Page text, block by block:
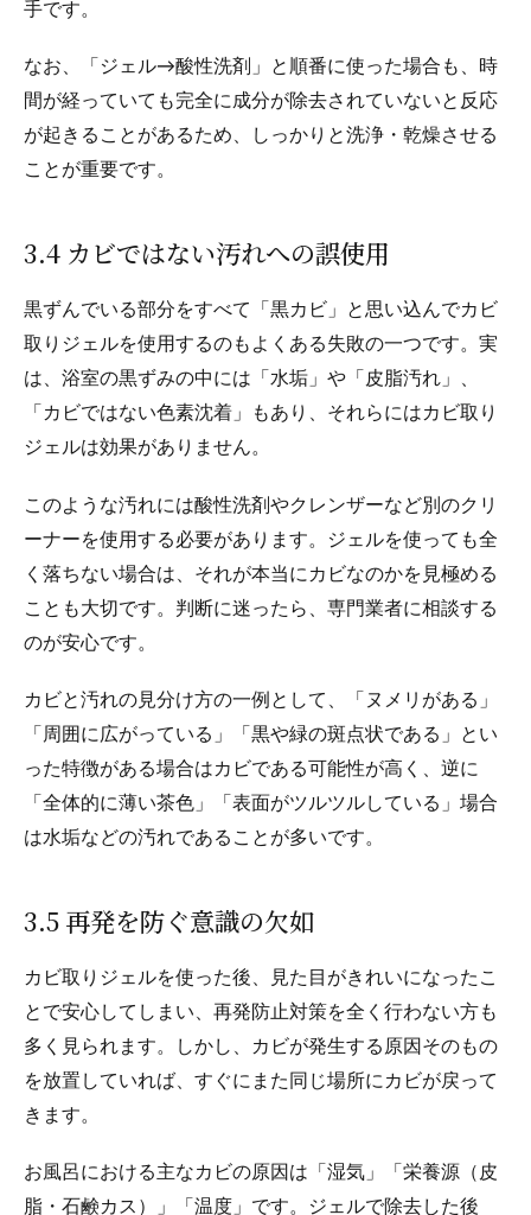
手です。
なお、「ジェル→酸性洗剤」と順番に使った場合も、時
間が経っていても完全に成分が除去されていないと反応
が起きることがあるため、しっかりと洗浄・乾燥させる
ことが重要です。
3.4 カビではない汚れへの誤使用
黒ずんでいる部分をすべて「黒カビ」と思い込んでカビ
取りジェルを使用するのもよくある失敗の一つです。実
は、浴室の黒ずみの中には「水垢」や「皮脂汚れ」、
「カビではない色素沈着」もあり、それらにはカビ取り
ジェルは効果がありません。
このような汚れには酸性洗剤やクレンザーなど別のクリ
ーナーを使用する必要があります。ジェルを使っても全
く落ちない場合は、それが本当にカビなのかを見極める
ことも大切です。判断に迷ったら、専門業者に相談する
のが安心です。
カビと汚れの見分け方の一例として、「ヌメリがある」
「周囲に広がっている」「黒や緑の斑点状である」とい
った特徴がある場合はカビである可能性が高く、逆に
「全体的に薄い茶色」「表面がツルツルしている」場合
は水垢などの汚れであることが多いです。
3.5 再発を防ぐ意識の欠如
カビ取りジェルを使った後、見た目がきれいになったこ
とで安心してしまい、再発防止対策を全く行わない方も
多く見られます。しかし、カビが発生する原因そのもの
を放置していれば、すぐにまた同じ場所にカビが戻って
きます。
お風呂における主なカビの原因は「湿気」「栄養源（皮
脂・石鹸カス）」「温度」です。ジェルで除去した後